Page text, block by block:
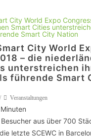
City World
– die
unterstreichen
führende Smart
Veranstaltungen
Minuten
aus über 700
letzte SCEWC in